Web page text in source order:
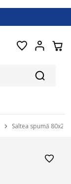
Saltea spumă 80x200